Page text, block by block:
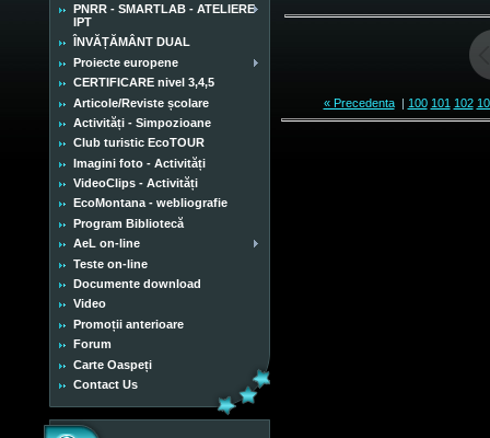
PNRR - SMARTLAB - ATELIERE
IPT
ÎNVĂȚĂMÂNT DUAL
Proiecte europene
CERTIFICARE nivel 3,4,5
Articole/Reviste școlare
Activități - Simpozioane
Club turistic EcoTOUR
Imagini foto - Activități
VideoClips - Activități
EcoMontana - webliografie
Program Bibliotecă
AeL on-line
Teste on-line
Documente download
Video
Promoții anterioare
Forum
Carte Oaspeți
Contact Us
« Precedenta| 100 101 102